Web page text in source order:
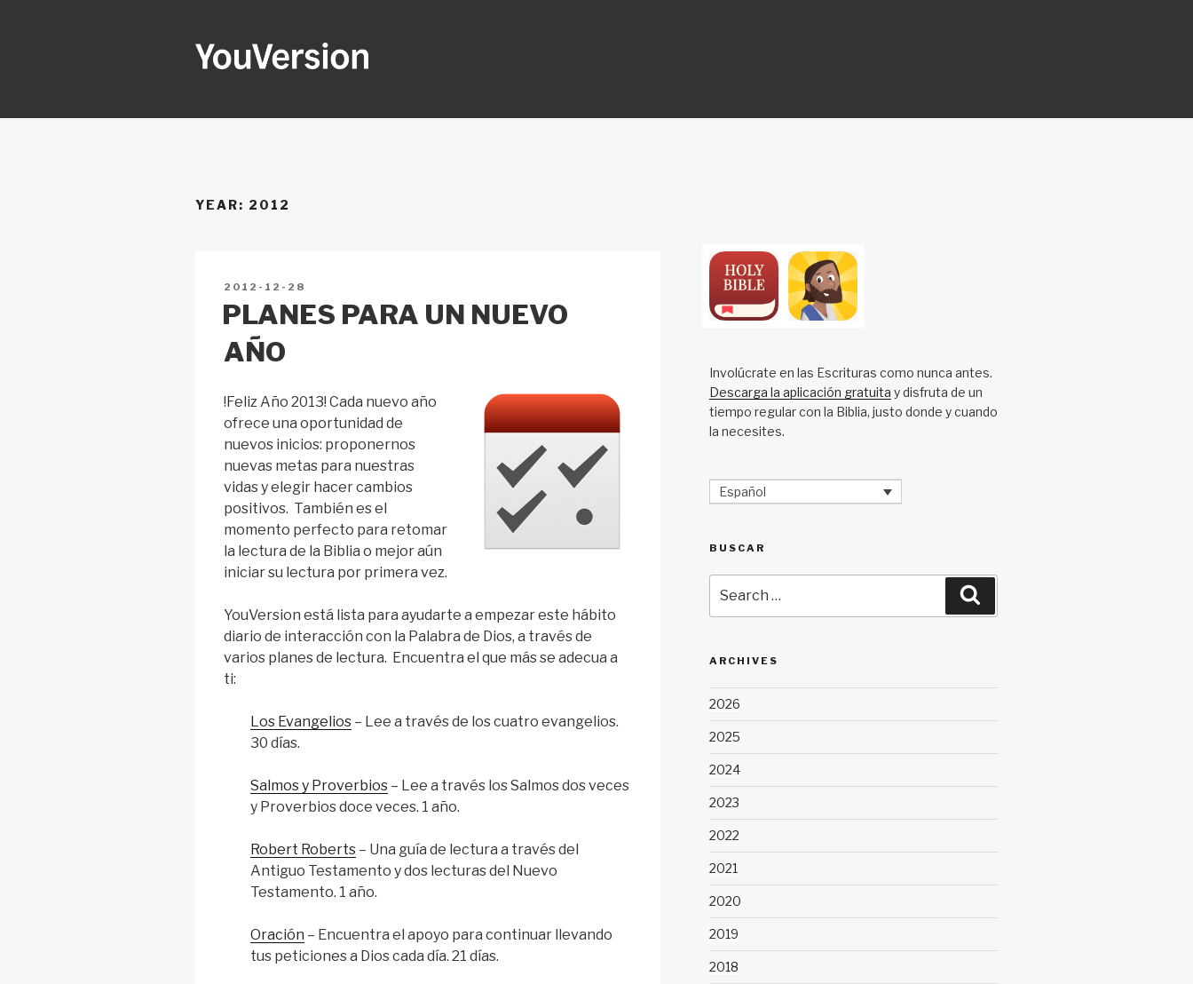
YEAR: 2012
POSTED
2012-12-28
PLANES PARA UN NUEVO
AÑO
!Feliz Año 2013! Cada nuevo año
ofrece una oportunidad de
nuevos inicios: proponernos
nuevas metas para nuestras
vidas y elegir hacer cambios
positivos. También es el
momento perfecto para retomar
la lectura de la Biblia o mejor aún
iniciar su lectura por primera vez.
YouVersion está lista para ayudarte a empezar este hábito
diario de interacción con la Palabra de Dios, a través de
varios planes de lectura. Encuentra el que más se adecua a
ti:
Los Evangelios – Lee a través de los cuatro evangelios.
30 días.
Salmos y Proverbios – Lee a través los Salmos dos veces
y Proverbios doce veces. 1 año.
Robert Roberts – Una guía de lectura a través del
Antiguo Testamento y dos lecturas del Nuevo
Testamento. 1 año.
Oración – Encuentra el apoyo para continuar llevando
tus peticiones a Dios cada día. 21 días.
Involúcrate en las Escrituras como nunca antes.
Descarga la aplicación gratuita y disfruta de un
tiempo regular con la Biblia, justo donde y cuando
la necesites.
Español
BUSCAR
for:
ARCHIVES
2026
2025
2024
2023
2022
2021
2020
2019
2018